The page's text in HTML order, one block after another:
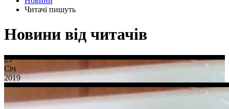
Читачі пишуть
Новини від читачів
25
Січ
2019